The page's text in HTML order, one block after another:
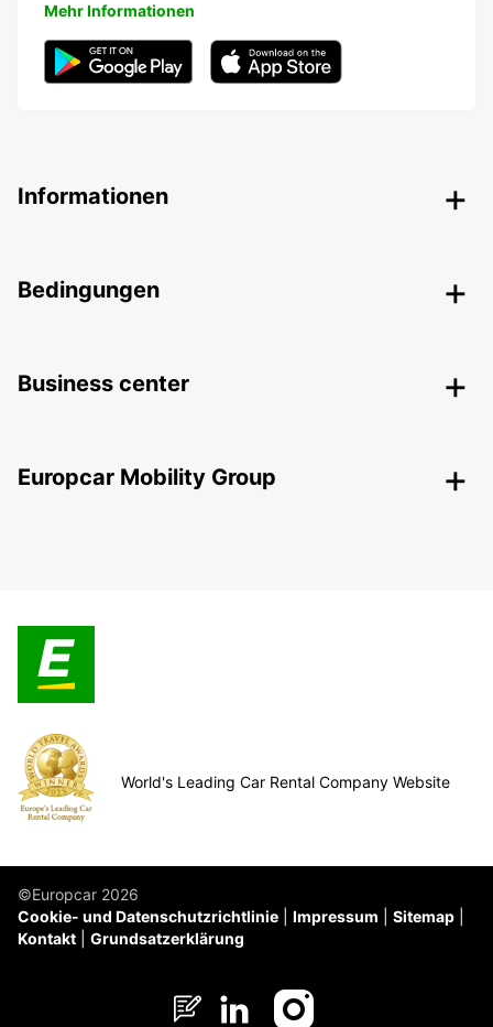
Mehr Informationen
Informationen
Bedingungen
Business center
Europcar Mobility Group
World's Leading Car Rental Company Website
©Europcar 2026
Cookie- und Datenschutzrichtlinie
Impressum
Sitemap
Kontakt
Grundsatzerklärung